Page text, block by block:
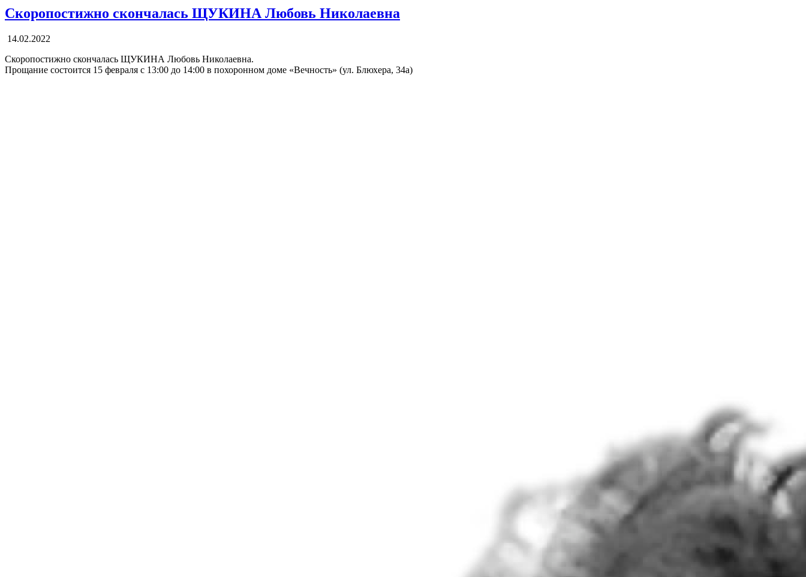
Скоропостижно скончалась ЩУКИНА Любовь Николаевна
14.02.2022
Скоропостижно скончалась ЩУКИНА Любовь Николаевна.
Прощание состоится 15 февраля с 13:00 до 14:00 в похоронном доме «Вечность» (ул. Блюхера, 34а)